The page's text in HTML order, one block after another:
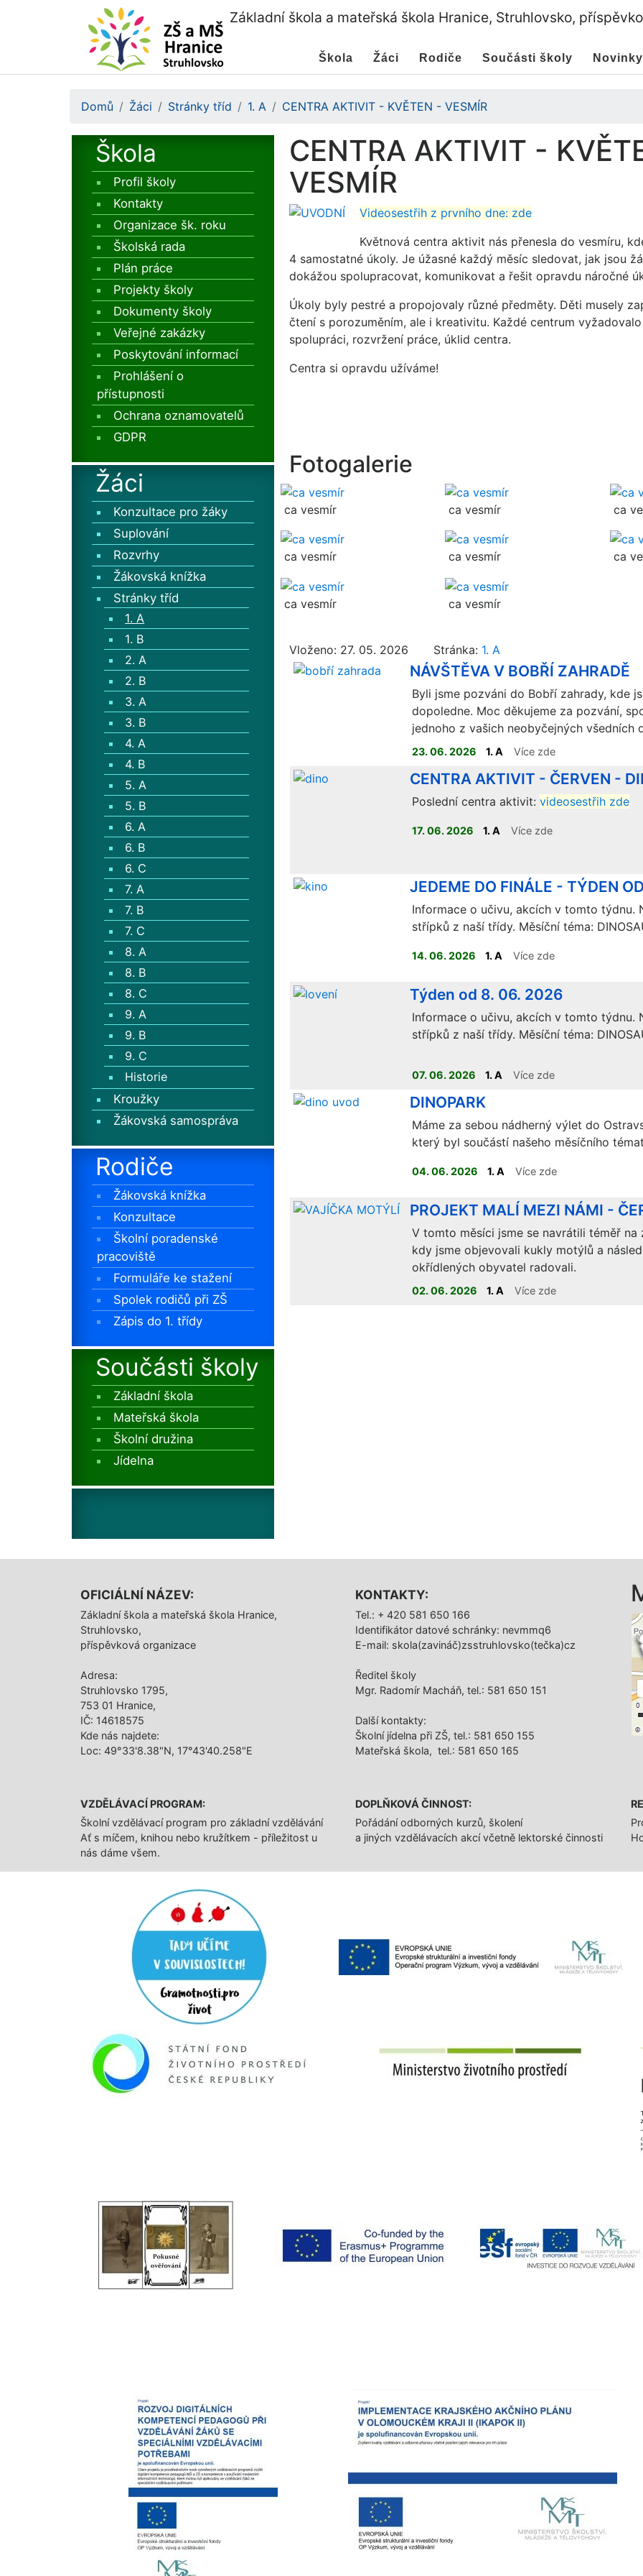
Základní škola a mateřská škola Hranice, Struhlovsko,
Škola Žáci Rodiče Součásti školy Novinky
Domů Žáci Stránky tříd 1. A CENTRA AKTIVIT - KVĚTEN - VESMÍR
Škola
Profil školy
Kontakty
Organizace šk. roku
Školská rada
Plán práce
Projekty školy
Dokumenty školy
Veřejné zakázky
Poskytování informací
Prohlášení o
přístupnosti
Ochrana oznamovatelů
GDPR
Žáci
Konzultace pro žáky
Suplování
Rozvrhy
Žákovská knížka
Stránky tříd
1. A
1. B
2. A
2. B
3. A
3. B
4. A
4. B
5. A
5. B
6. A
6. B
6. C
7. A
7. B
7. C
8. A
8. B
8. C
9. A
9. B
9. C
Historie
Kroužky
Žákovská samospráva
Rodiče
Žákovská knížka
Konzultace
Školní poradenské
pracoviště
Formuláře ke stažení
Spolek rodičů při ZŠ
Zápis do 1. třídy
Součásti školy
Základní škola
Mateřská škola
Školní družina
Jídelna
CENTRA AKTIVIT -
VESMÍR
Videosestřih z prvního dne: zde
Květnová centra aktivit nás přenesla do vesmíru,
4 samostatné úkoly. Je úžasné každý měsíc sledovat, jak jsou
dokážou spolupracovat, komunikovat a řešit opravdu náročné
Úkoly byly pestré a propojovaly různé předměty. Děti musely
čtení s porozuměním, ale i kreativitu. Každé centrum
spolupráci, rozvržení práce, úklid centra.
Centra si opravdu užíváme!
Fotogalerie
ca vesmír ca vesmír ca
ca vesmír ca vesmír ca
ca vesmír ca vesmír
Vloženo: 27. 05. 2026 Stránka: 1. A
NÁVŠTĚVA V BOBŘÍ ZAHRADĚ
Byli jsme pozváni do Bobří zahrady, kde
dopoledne. Moc děkujeme za pozvání,
jednoho z vašich neobyčejných všedních
23. 06. 2026 1. A Více zde
CENTRA AKTIVIT - ČERVEN -
Poslední centra aktivit: videosestřih zde
17. 06. 2026 1. A Více zde
JEDEME DO FINÁLE - TÝDEN
Informace o učivu, akcích v tomto týdnu.
střípků z naší třídy. Měsíční téma:
14. 06. 2026 1. A Více zde
Týden od 8. 06. 2026
Informace o učivu, akcích v tomto týdnu.
střípků z naší třídy. Měsíční téma:
NA:https://www.ucimnaprvnimstupni.cz/divici/pilotaz
INTERAKTIVNÍ VÝUKA.
07. 06. 2026 1. A Více zde
DINOPARK
Máme za sebou nádherný výlet do
který byl součástí našeho měsíčního
04. 06. 2026 1. A Více zde
PROJEKT MALÍ MEZI NÁMI -
V tomto měsíci jsme se navrátili téměř na
kdy jsme objevovali kukly motýlů a
okřídlených obyvatel radovali.
02. 06. 2026 1. A Více zde
OFICIÁLNÍ NÁZEV:
Základní škola a mateřská škola Hranice,
Struhlovsko,
příspěvková organizace
Adresa:
Struhlovsko 1795,
753 01 Hranice,
IČ: 14618575
Kde nás najdete:
Loc: 49°33'8.38"N, 17°43'40.258"E
KONTAKTY:
Tel.: + 420 581 650 166
Identifikátor datové schránky: nevmmq6
E-mail: skola(zavináč)zsstruhlovsko(tečka)cz
Ředitel školy
Mgr. Radomír Macháň, tel.: 581 650 151
Další­ kontakty:
Školní jídelna při ZŠ, tel.: 581 650 155
Mateřská škola, tel.: 581 650 165
VZDĚLÁVACÍ PROGRAM:
Školní vzdělávací program pro základní vzdělávání
Ať s míčem, knihou nebo kružítkem - příležitost u
nás dáme všem.
DOPLŇKOVÁ ČINNOST:
Pořádání odborných kurzů, školení
a jiných vzdělávacích akcí včetně lektorské činnosti